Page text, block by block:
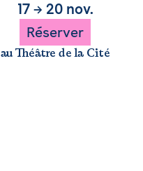
17→ 20 nov.
Réserver
au Théâtre de la Cité